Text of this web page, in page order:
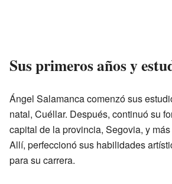
Sus primeros años y
Ángel Salamanca comenzó sus
natal, Cuéllar. Después, continuó su
capital de la provincia, Segovia, y
Allí, perfeccionó sus habilidades
para su carrera.